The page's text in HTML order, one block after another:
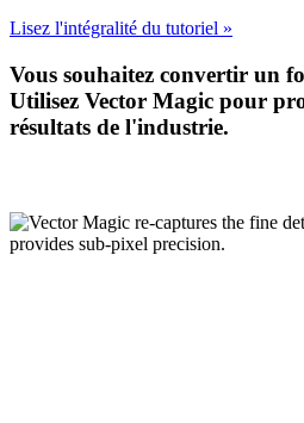
Lisez l'intégralité du tutoriel »
Vous souhaitez convertir un
Utilisez Vector Magic pour
résultats de l'industrie.